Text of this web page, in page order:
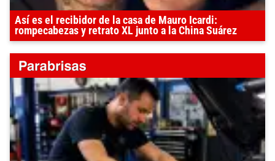
Así es el recibidor de la casa de Mauro Icardi:
rompecabezas y retrato XL junto a la China Suárez